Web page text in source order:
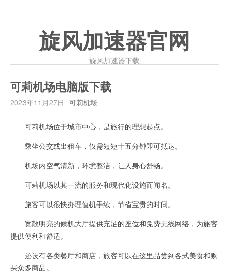
旋风加速器官网
旋风加速器下载
可莉机场电脑版下载
2023年11月27日 可莉机场
可莉机场位于城市中心，是旅行的理想起点。
乘坐公交或出租车，仅需短短十五分钟即可抵达。
机场内空气清新，环境整洁，让人身心舒畅。
可莉机场以其一流的服务和现代化设施而闻名。
旅客可以很快办理值机手续，节省宝贵的时间。
宽敞明亮的候机大厅提供充足的座位和免费无线网络，为旅客
提供便利和舒适。
还设有各类餐厅和商店，旅客可以在这里品尝到各式美食和购
买众多商品。